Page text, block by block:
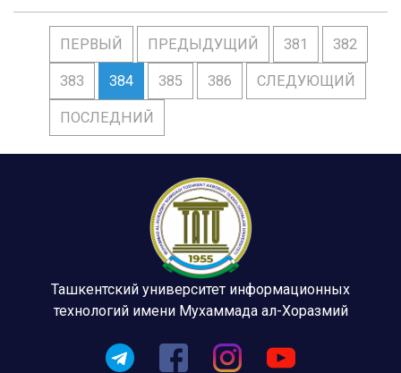
ПЕРВЫЙ ПРЕДЫДУЩИЙ 381 382
383 384 385 386 СЛЕДУЮЩИЙ
ПОСЛЕДНИЙ
Ташкентский университет информационных
технологий имени Мухаммада ал-Хоразмий